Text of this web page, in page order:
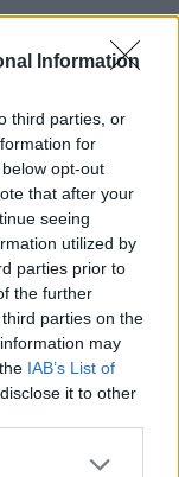
Information
third parties, or
for
opt-out
that after your
seeing
utilized by
parties prior to
the further
parties on the
may
IAB’s List of
it to other